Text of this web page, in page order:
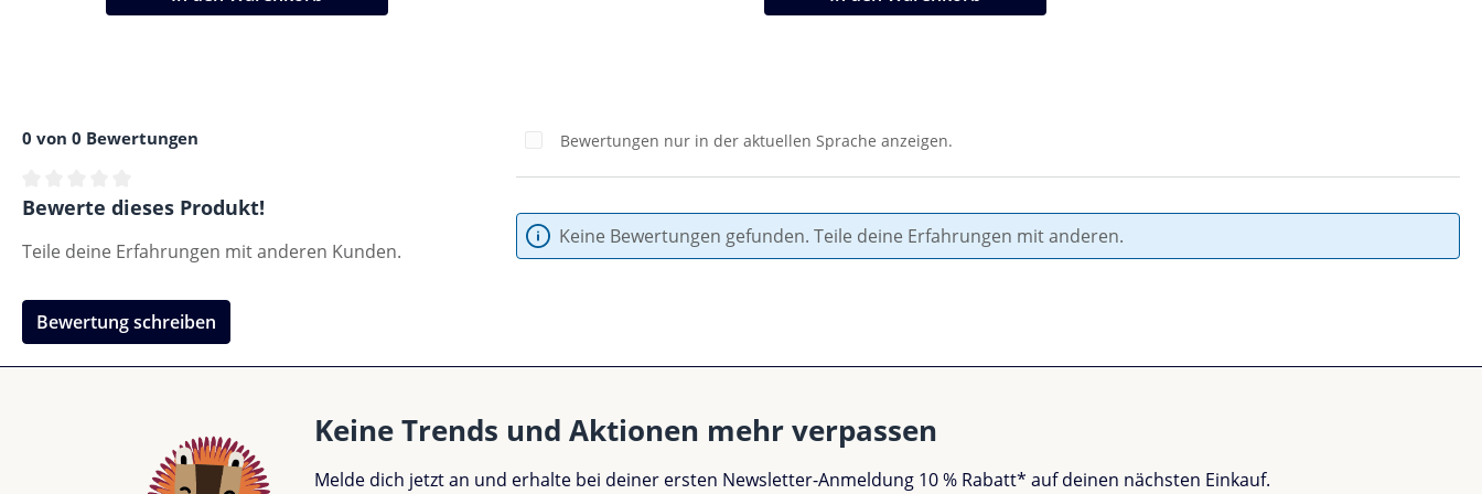
0 von 0 Bewertungen
Durchschnittliche Bewertung von 0 von 5 Sternen
Bewerte dieses Produkt!
Teile deine Erfahrungen mit anderen Kunden.
Bewertung schreiben
Bewertungen nur in der aktuellen Sprache anzeigen.
Keine Bewertungen gefunden. Teile deine Erfahrungen mit anderen.
Keine Trends und Aktionen mehr verpassen
Melde dich jetzt an und erhalte bei deiner ersten Newsletter-Anmeldung 10 % Rabatt* auf deinen nächsten Einkauf.